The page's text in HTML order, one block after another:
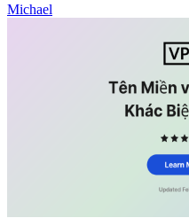
Michael